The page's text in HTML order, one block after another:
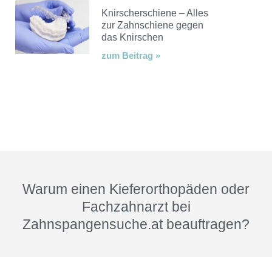
Knirscherschiene – Alles
zur Zahnschiene gegen
das Knirschen
zum Beitrag »
Warum einen Kieferorthopäden oder
Fachzahnarzt bei
Zahnspangensuche.at beauftragen?